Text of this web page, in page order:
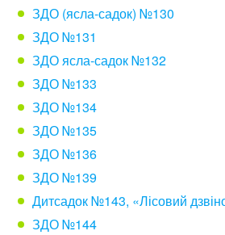
ЗДО (ясла-садок) №130
ЗДО №131
ЗДО ясла-садок №132
ЗДО №133
ЗДО №134
ЗДО №135
ЗДО №136
ЗДО №139
Дитсадок №143, «Лісовий
ЗДО №144